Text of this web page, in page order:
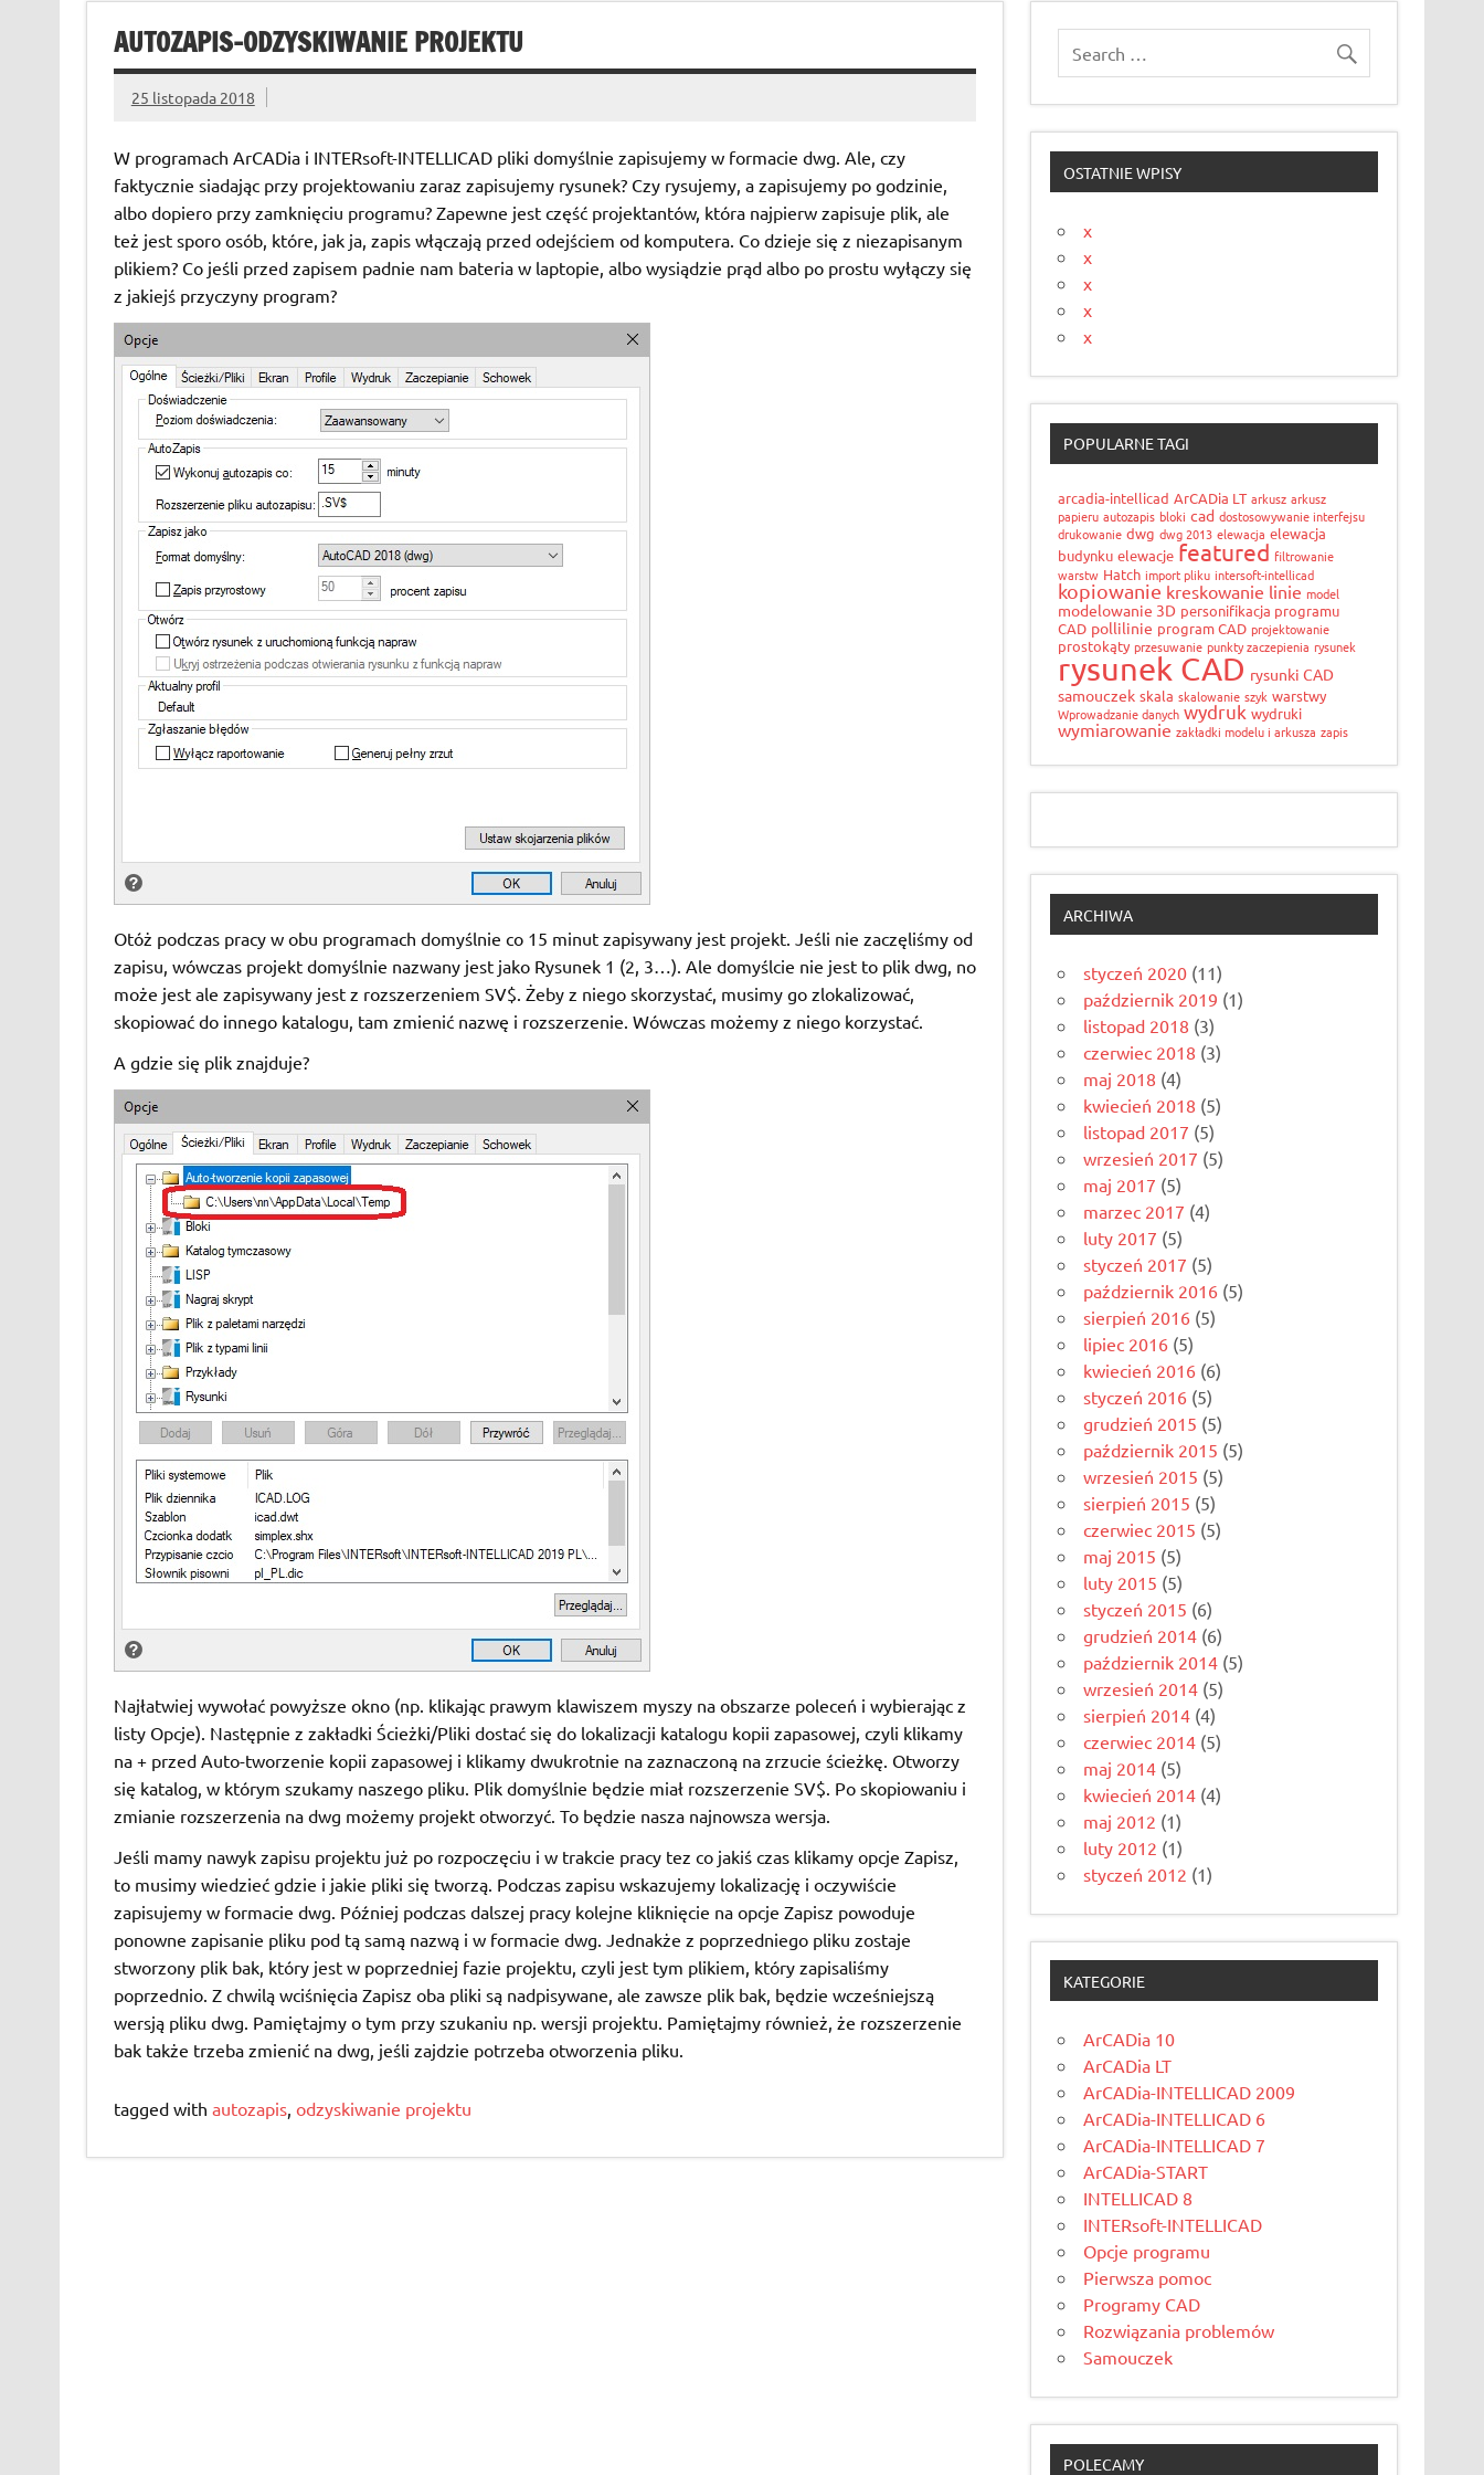
AUTOZAPIS-ODZYSKIWANIE PROJEKTU
25 listopada 2018
W programach ArCADia i INTERsoft-INTELLICAD pliki domyślnie zapisujemy w formacie dwg. Ale, czy
faktycznie siadając przy projektowaniu zaraz zapisujemy rysunek? Czy rysujemy, a zapisujemy po godzinie,
albo dopiero przy zamknięciu programu? Zapewne jest część projektantów, która najpierw zapisuje plik, ale
też jest sporo osób, które, jak ja, zapis włączają przed odejściem od komputera. Co dzieje się z niezapisanym
plikiem? Co jeśli przed zapisem padnie nam bateria w laptopie, albo wysiądzie prąd albo po prostu wyłączy się
z jakiejś przyczyny program?
Otóż podczas pracy w obu programach domyślnie co 15 minut zapisywany jest projekt. Jeśli nie zaczęliśmy od
zapisu, wówczas projekt domyślnie nazwany jest jako Rysunek 1 (2, 3…). Ale domyślcie nie jest to plik dwg, no
może jest ale zapisywany jest z rozszerzeniem SV$. Żeby z niego skorzystać, musimy go zlokalizować,
skopiować do innego katalogu, tam zmienić nazwę i rozszerzenie. Wówczas możemy z niego korzystać.
A gdzie się plik znajduje?
Najłatwiej wywołać powyższe okno (np. klikając prawym klawiszem myszy na obszarze poleceń i wybierając z
listy Opcje). Następnie z zakładki Ścieżki/Pliki dostać się do lokalizacji katalogu kopii zapasowej, czyli klikamy
na + przed Auto-tworzenie kopii zapasowej i klikamy dwukrotnie na zaznaczoną na zrzucie ścieżkę. Otworzy
się katalog, w którym szukamy naszego pliku. Plik domyślnie będzie miał rozszerzenie SV$. Po skopiowaniu i
zmianie rozszerzenia na dwg możemy projekt otworzyć. To będzie nasza najnowsza wersja.
Jeśli mamy nawyk zapisu projektu już po rozpoczęciu i w trakcie pracy tez co jakiś czas klikamy opcje Zapisz,
to musimy wiedzieć gdzie i jakie pliki się tworzą. Podczas zapisu wskazujemy lokalizację i oczywiście
zapisujemy w formacie dwg. Później podczas dalszej pracy kolejne kliknięcie na opcje Zapisz powoduje
ponowne zapisanie pliku pod tą samą nazwą i w formacie dwg. Jednakże z poprzedniego pliku zostaje
stworzony plik bak, który jest w poprzedniej fazie projektu, czyli jest tym plikiem, który zapisaliśmy
poprzednio. Z chwilą wciśnięcia Zapisz oba pliki są nadpisywane, ale zawsze plik bak, będzie wcześniejszą
wersją pliku dwg. Pamiętajmy o tym przy szukaniu np. wersji projektu. Pamiętajmy również, że rozszerzenie
bak także trzeba zmienić na dwg, jeśli zajdzie potrzeba otworzenia pliku.
tagged with autozapis, odzyskiwanie projektu
OSTATNIE WPISY
x
x
x
x
x
POPULARNE TAGI
arcadia-intellicad ArCADia LT arkusz arkusz
papieru autozapis bloki cad dostosowywanie interfejsu
drukowanie dwg dwg 2013 elewacja elewacja
budynku elewacje featured filtrowanie
warstw Hatch import pliku intersoft-intellicad
kopiowanie kreskowanie linie model
modelowanie 3D personifikacja programu
CAD pollilinie program CAD projektowanie
prostokąty przesuwanie punkty zaczepienia rysunek
rysunek CAD rysunki CAD
samouczek skala skalowanie szyk warstwy
Wprowadzanie danych wydruk wydruki
wymiarowanie zakładki modelu i arkusza zapis
ARCHIWA
styczeń 2020 (11)
październik 2019 (1)
listopad 2018 (3)
czerwiec 2018 (3)
maj 2018 (4)
kwiecień 2018 (5)
listopad 2017 (5)
wrzesień 2017 (5)
maj 2017 (5)
marzec 2017 (4)
luty 2017 (5)
styczeń 2017 (5)
październik 2016 (5)
sierpień 2016 (5)
lipiec 2016 (5)
kwiecień 2016 (6)
styczeń 2016 (5)
grudzień 2015 (5)
październik 2015 (5)
wrzesień 2015 (5)
sierpień 2015 (5)
czerwiec 2015 (5)
maj 2015 (5)
luty 2015 (5)
styczeń 2015 (6)
grudzień 2014 (6)
październik 2014 (5)
wrzesień 2014 (5)
sierpień 2014 (4)
czerwiec 2014 (5)
maj 2014 (5)
kwiecień 2014 (4)
maj 2012 (1)
luty 2012 (1)
styczeń 2012 (1)
KATEGORIE
ArCADia 10
ArCADia LT
ArCADia-INTELLICAD 2009
ArCADia-INTELLICAD 6
ArCADia-INTELLICAD 7
ArCADia-START
INTELLICAD 8
INTERsoft-INTELLICAD
Opcje programu
Pierwsza pomoc
Programy CAD
Rozwiązania problemów
Samouczek
POLECAMY